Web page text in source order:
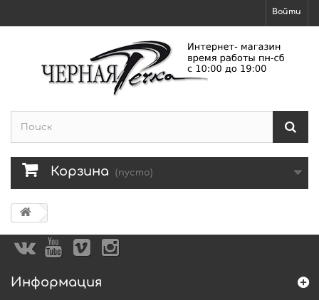
Войти
Корзина (пусто)
Информация